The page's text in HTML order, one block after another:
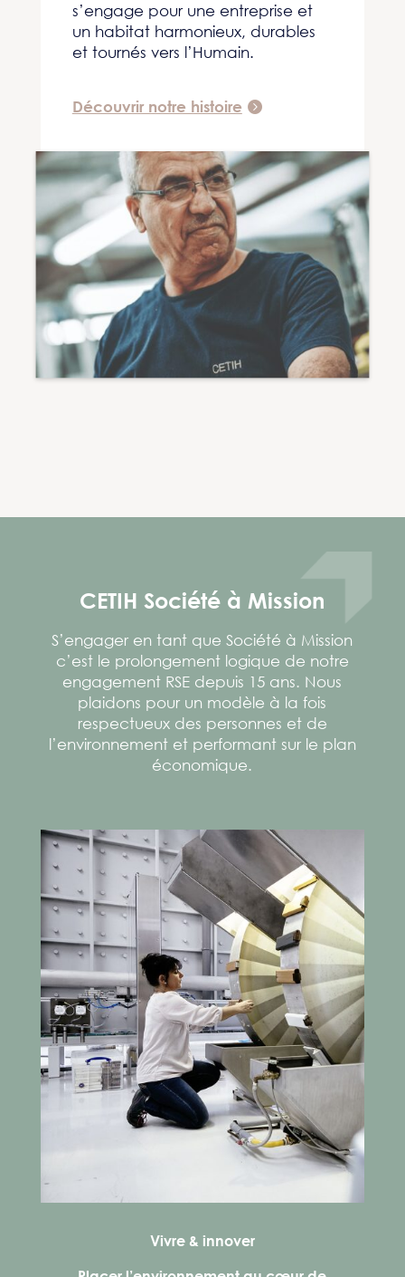
s’engage pour une entreprise et
un habitat harmonieux, durables
et tournés vers l’Humain.
Découvrir notre histoire
CETIH Société à Mission
S’engager en tant que Société à Mission
c’est le prolongement logique de notre
engagement RSE depuis 15 ans. Nous
plaidons pour un modèle à la fois
respectueux des personnes et de
l’environnement et performant sur le plan
économique.
Vivre & innover